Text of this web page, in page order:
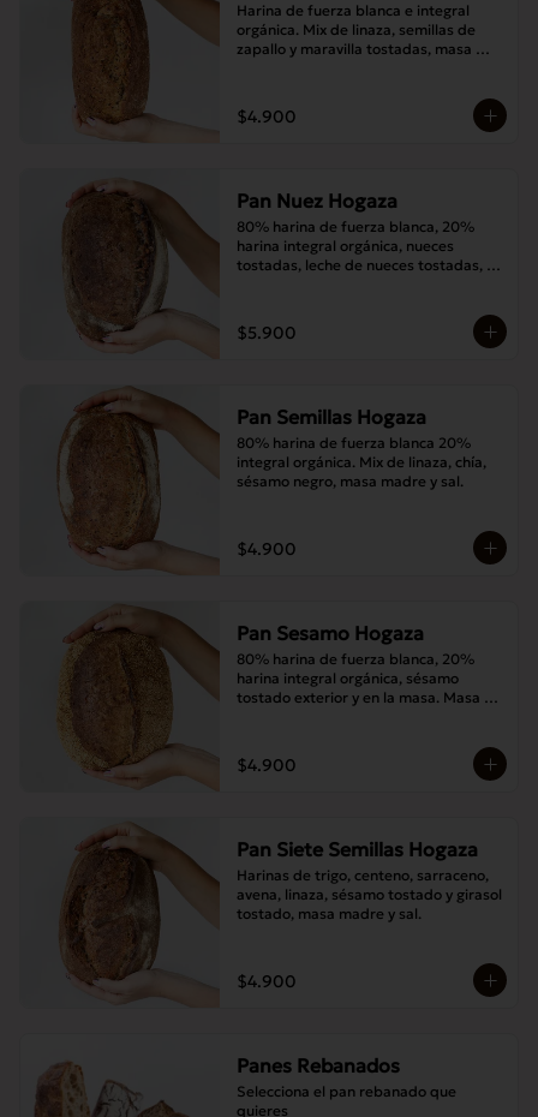
Harina de fuerza blanca e integral
orgánica. Mix de linaza, semillas de
zapallo y maravilla tostadas, masa
$4.900
Pan Nuez Hogaza
80% harina de fuerza blanca, 20%
harina integral orgánica, nueces
tostadas, leche de nueces tostadas,
$5.900
Pan Semillas Hogaza
80% harina de fuerza blanca 20%
integral orgánica. Mix de linaza, chía,
sésamo negro, masa madre y sal.
$4.900
Pan Sesamo Hogaza
80% harina de fuerza blanca, 20%
harina integral orgánica, sésamo
tostado exterior y en la masa. Masa
$4.900
Pan Siete Semillas Hogaza
Harinas de trigo, centeno, sarraceno,
avena, linaza, sésamo tostado y girasol
tostado, masa madre y sal.
$4.900
Panes Rebanados
Selecciona el pan rebanado que
quieres